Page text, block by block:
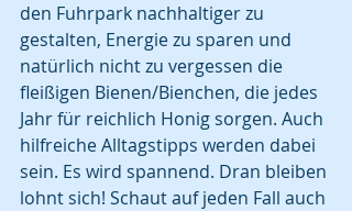
den Fuhrpark nachhaltiger zu
gestalten, Energie zu sparen und
natürlich nicht zu vergessen die
fleißigen Bienen/Bienchen, die jedes
Jahr für reichlich Honig sorgen. Auch
hilfreiche Alltagstipps werden dabei
sein. Es wird spannend. Dran bleiben
lohnt sich! Schaut auf jeden Fall auch